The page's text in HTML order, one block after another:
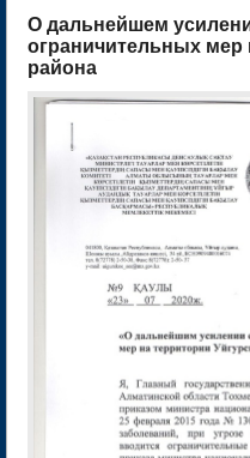
О дальнейшем
ограничительных мер
района